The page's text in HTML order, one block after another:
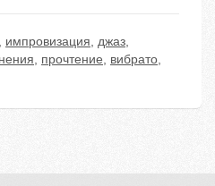
, импровизация, джаз,
, прочтение, вибрато,